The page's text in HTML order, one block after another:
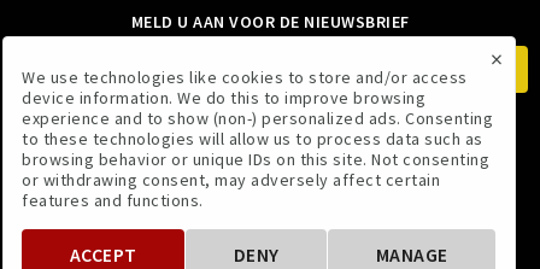
MELD U AAN VOOR DE NIEUWSBRIEF
VOLG ONS
×
We use technologies like cookies to store and/or access
device information. We do this to improve browsing
experience and to show (non-) personalized ads. Consenting
to these technologies will allow us to process data such as
browsing behavior or unique IDs on this site. Not consenting
or withdrawing consent, may adversely affect certain
features and functions.
ACCEPT DENY MANAGE